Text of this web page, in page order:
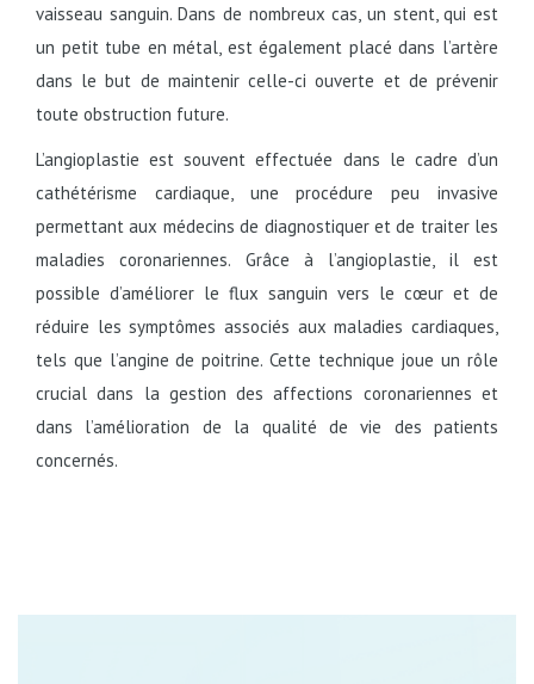
vaisseau sanguin. Dans de nombreux cas, un stent, qui est
un petit tube en métal, est également placé dans l’artère
dans le but de maintenir celle-ci ouverte et de prévenir
toute obstruction future.
L’angioplastie est souvent effectuée dans le cadre d’un
cathétérisme cardiaque, une procédure peu invasive
permettant aux médecins de diagnostiquer et de traiter les
maladies coronariennes. Grâce à l’angioplastie, il est
possible d’améliorer le flux sanguin vers le cœur et de
réduire les symptômes associés aux maladies cardiaques,
tels que l’angine de poitrine. Cette technique joue un rôle
crucial dans la gestion des affections coronariennes et
dans l’amélioration de la qualité de vie des patients
concernés.